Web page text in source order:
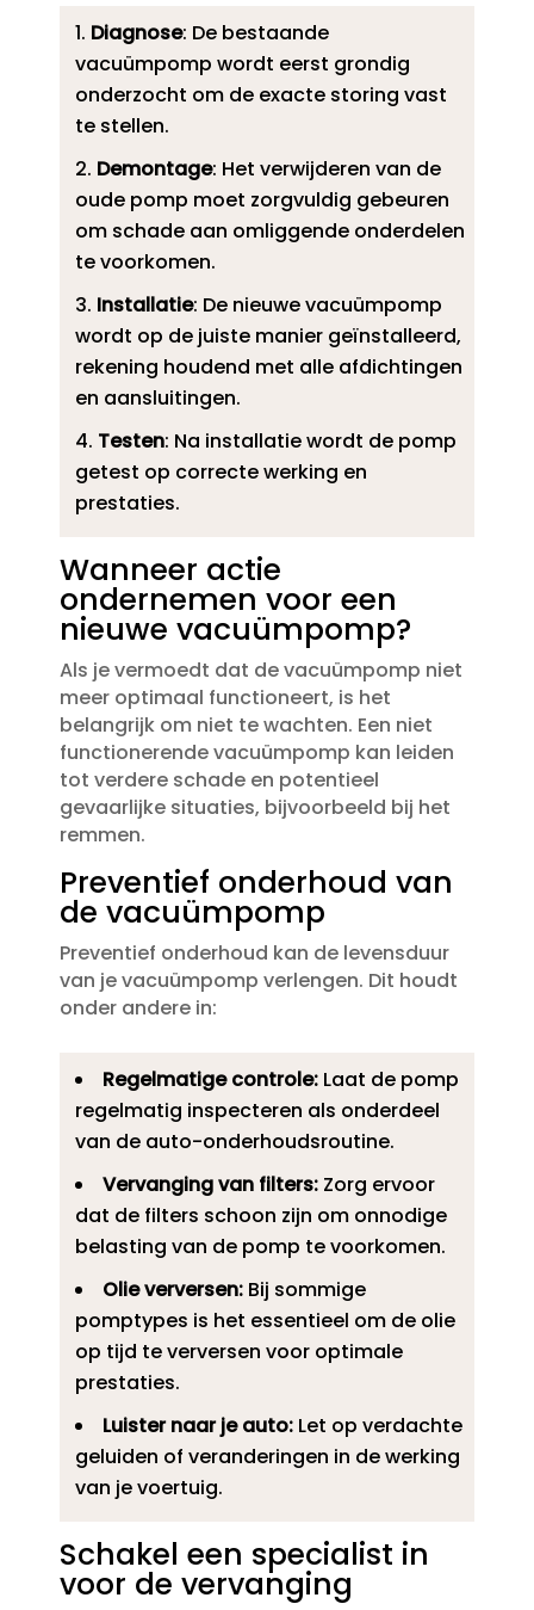
Diagnose: De bestaande
vacuümpomp wordt eerst grondig
onderzocht om de exacte storing vast
te stellen.​
Demontage: Het verwijderen van de
oude pomp moet zorgvuldig gebeuren
om schade aan omliggende onderdelen
te voorkomen.​
Installatie: De nieuwe vacuümpomp
wordt op de juiste manier geïnstalleerd,
rekening houdend met alle afdichtingen
en aansluitingen.​
Testen: Na installatie wordt de pomp
getest op correcte werking en
prestaties.​
Wanneer actie
ondernemen voor een
nieuwe vacuümpomp?
Als je vermoedt dat de vacuümpomp niet
meer optimaal functioneert, is het
belangrijk om niet te wachten.​ Een niet
functionerende vacuümpomp kan leiden
tot verdere schade en potentieel
gevaarlijke situaties, bijvoorbeeld bij het
remmen.​
Preventief onderhoud van
de vacuümpomp
Preventief onderhoud kan de levensduur
van je vacuümpomp verlengen.​ Dit houdt
onder andere in:
Regelmatige controle:Laat de pomp
regelmatig inspecteren als onderdeel
van de auto-onderhoudsroutine.​
Vervanging van filters:Zorg ervoor
dat de filters schoon zijn om onnodige
belasting van de pomp te voorkomen.​
Olie verversen:Bij sommige
pomptypes is het essentieel om de olie
op tijd te verversen voor optimale
prestaties.​
Luister naar je auto:Let op verdachte
geluiden of veranderingen in de werking
van je voertuig.​
Schakel een specialist in
voor de vervanging